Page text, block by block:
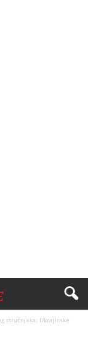
stručnjaka: Ukrajinske